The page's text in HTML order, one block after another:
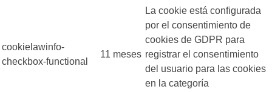
cookielawinfo-
checkbox-functional
11 meses
La cookie está configurada
por el consentimiento de
cookies de GDPR para
registrar el consentimiento
del usuario para las cookies
en la categoría